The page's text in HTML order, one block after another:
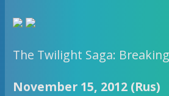
The Twilight Saga:
November 15, 2012 (Rus)